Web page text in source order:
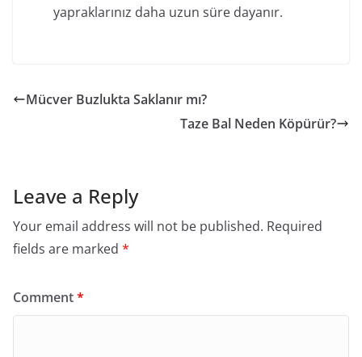
yapraklarınız daha uzun süre dayanır.
Mücver Buzlukta Saklanır mı?
Taze Bal Neden Köpürür?
Leave a Reply
Your email address will not be published. Required
fields are marked *
Comment*